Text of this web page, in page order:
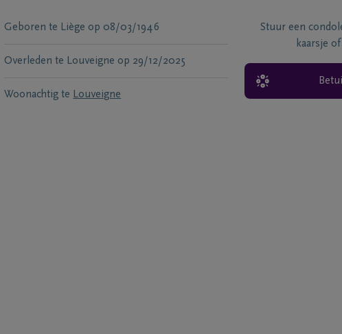
Geboren te Liège op 08/03/1946
Overleden te Louveigne op 29/12/2025
Woonachtig te Louveigne
Stuur een
kaarsje